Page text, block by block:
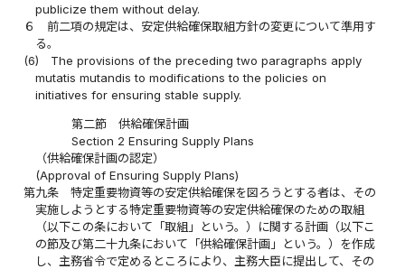
publicize them without delay.
６
前二項の規定は、安定供給確保取組方針の変更について準用す
る。
(6)
The provisions of the preceding two paragraphs apply
mutatis mutandis to modifications to the policies on
initiatives for ensuring stable supply.
第二節 供給確保計画
Section 2 Ensuring Supply Plans
（供給確保計画の認定）
(Approval of Ensuring Supply Plans)
第九条
特定重要物資等の安定供給確保を図ろうとする者は、その
実施しようとする特定重要物資等の安定供給確保のための取組
（以下この条において「取組」という。）に関する計画（以下こ
の節及び第二十九条において「供給確保計画」という。）を作成
し、主務省令で定めるところにより、主務大臣に提出して、その